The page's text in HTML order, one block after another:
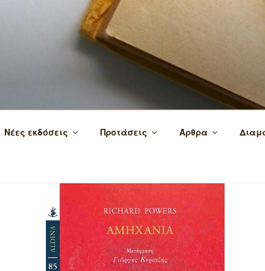
τα βιβλία και τη γνώση!
Νέες εκδόσεις Προτάσεις Άρθρα